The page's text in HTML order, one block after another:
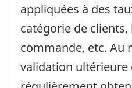
appliquées à des
catégorie de clients,
commande, etc. Au
validation ultérieure